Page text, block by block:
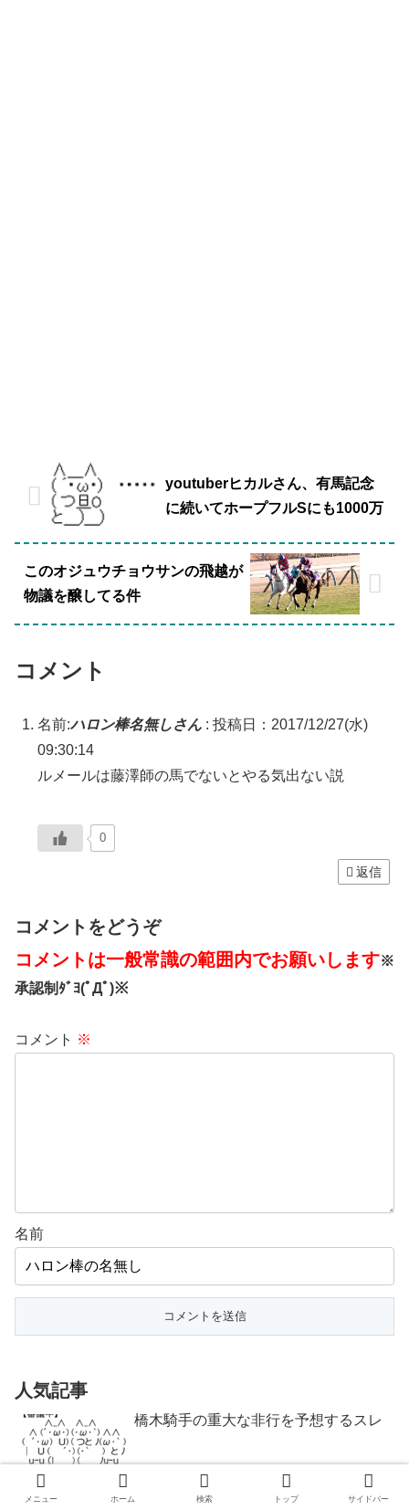
youtuberヒカルさん、有馬記念
に続いてホープフルSにも1000万
このオジュウチョウサンの飛越が
物議を醸してる件
コメント
名前:ハロン棒名無しさん : 投稿日：2017/12/27(水)
09:30:14
ルメールは藤澤師の馬でないとやる気出ない説
0
返信
コメントをどうぞ
コメントは一般常識の範囲内でお願いします※
承認制ﾀﾞﾖ(ﾟДﾟ)※
コメント ※
名前
人気記事
橋木騎手の重大な非行を予想するスレ
橋木太希騎手は2027年3月20日まで1
メニュー ホーム 検索 トップ サイドバー